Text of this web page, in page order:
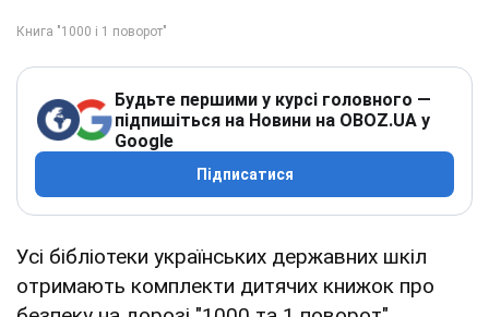
Будьте першими у курсі головного —
підпишіться на Новини на OBOZ.UA у
Google
Підписатися
Усі бібліотеки українських державних шкіл
отримають комплекти дитячих книжок про